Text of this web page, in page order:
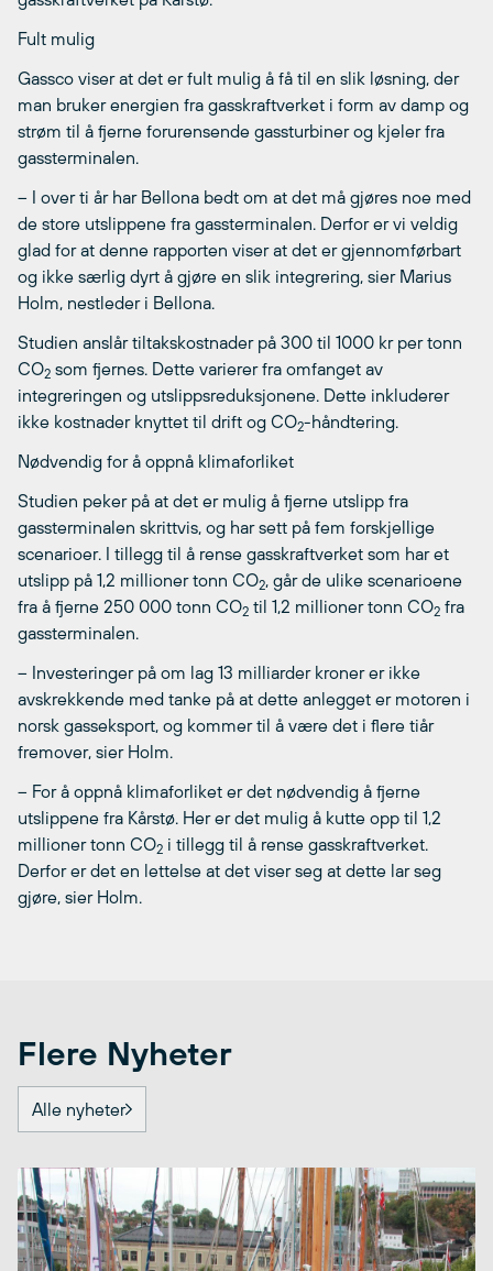
Fult mulig
Gassco viser at det er fult mulig å få til en slik løsning, der
man bruker energien fra gasskraftverket i form av damp og
strøm til å fjerne forurensende gassturbiner og kjeler fra
gassterminalen.
– I over ti år har Bellona bedt om at det må gjøres noe med
de store utslippene fra gassterminalen. Derfor er vi veldig
glad for at denne rapporten viser at det er gjennomførbart
og ikke særlig dyrt å gjøre en slik integrering, sier Marius
Holm, nestleder i Bellona.
Studien anslår tiltakskostnader på 300 til 1000 kr per tonn
CO2 som fjernes. Dette varierer fra omfanget av
integreringen og utslippsreduksjonene. Dette inkluderer
ikke kostnader knyttet til drift og CO2-håndtering.
Nødvendig for å oppnå klimaforliket
Studien peker på at det er mulig å fjerne utslipp fra
gassterminalen skrittvis, og har sett på fem forskjellige
scenarioer. I tillegg til å rense gasskraftverket som har et
utslipp på 1,2 millioner tonn CO2 , går de ulike scenarioene
fra å fjerne 250 000 tonn CO2 til 1,2 millioner tonn CO2 fra
gassterminalen.
– Investeringer på om lag 13 milliarder kroner er ikke
avskrekkende med tanke på at dette anlegget er motoren i
norsk gasseksport, og kommer til å være det i flere tiår
fremover, sier Holm.
– For å oppnå klimaforliket er det nødvendig å fjerne
utslippene fra Kårstø. Her er det mulig å kutte opp til 1,2
millioner tonn CO2 i tillegg til å rense gasskraftverket.
Derfor er det en lettelse at det viser seg at dette lar seg
gjøre, sier Holm.
Flere Nyheter
Alle nyheter